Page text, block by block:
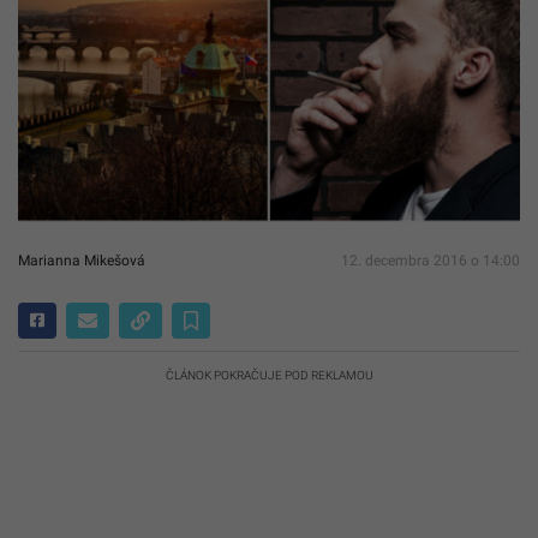
Marianna Mikešová 12. decembra 2016 o 14:00
ČLÁNOK POKRAČUJE POD REKLAMOU